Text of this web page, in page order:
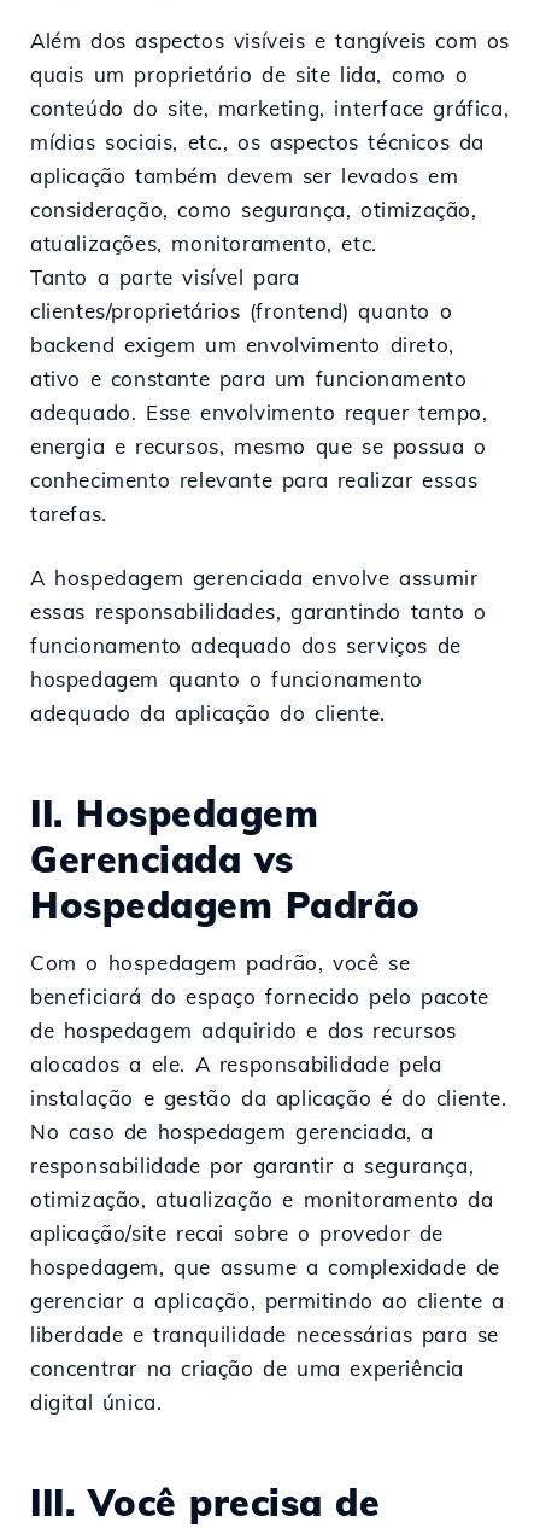
Além dos aspectos visíveis e tangíveis com os
quais um proprietário de site lida, como o
conteúdo do site, marketing, interface gráfica,
mídias sociais, etc., os aspectos técnicos da
aplicação também devem ser levados em
consideração, como segurança, otimização,
atualizações, monitoramento, etc.
Tanto a parte visível para
clientes/proprietários (frontend) quanto o
backend exigem um envolvimento direto,
ativo e constante para um funcionamento
adequado. Esse envolvimento requer tempo,
energia e recursos, mesmo que se possua o
conhecimento relevante para realizar essas
tarefas.
A hospedagem gerenciada envolve assumir
essas responsabilidades, garantindo tanto o
funcionamento adequado dos serviços de
hospedagem quanto o funcionamento
adequado da aplicação do cliente.
II. Hospedagem
Gerenciada vs
Hospedagem Padrão
Com o hospedagem padrão, você se
beneficiará do espaço fornecido pelo pacote
de hospedagem adquirido e dos recursos
alocados a ele. A responsabilidade pela
instalação e gestão da aplicação é do cliente.
No caso de hospedagem gerenciada, a
responsabilidade por garantir a segurança,
otimização, atualização e monitoramento da
aplicação/site recai sobre o provedor de
hospedagem, que assume a complexidade de
gerenciar a aplicação, permitindo ao cliente a
liberdade e tranquilidade necessárias para se
concentrar na criação de uma experiência
digital única.
III. Você precisa de